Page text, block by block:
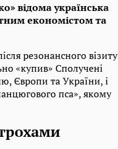
відома українська
економістом та
резонансного візиту
«купив» Сполучені
Європи та України, і
пса», якому